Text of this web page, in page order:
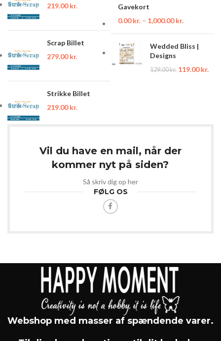
219.00kr.
Scrap Billet
279.00kr.
Strikke Billet
219.00kr.
Gavekort
0.00kr. – 1,000.00kr.
Wedded Bliss |
Designs
129.00kr. 119.00kr.
Vil du have en mail, når der
kommer nyt på siden?
Så skriv dig op her
FØLG OS
Webshop med masser af spændende varer.